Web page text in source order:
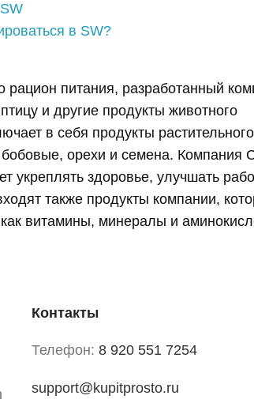
в SW?
рацион питания, разработанный
и другие продукты животного
в себя продукты растительного
орехи и семена. Компания
укреплять здоровье, улучшать
также продукты компании,
витамины, минералы и
Контакты
Телефон: 8 920 551 7254
support@kupitprosto.ru